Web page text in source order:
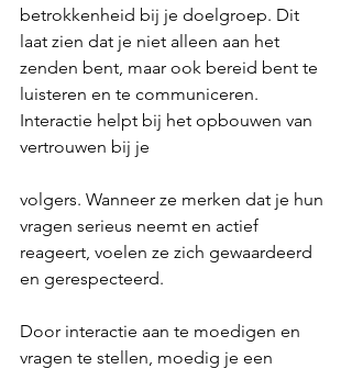
betrokkenheid bij je doelgroep. Dit
laat zien dat je niet alleen aan het
zenden bent, maar ook bereid bent te
luisteren en te communiceren.
Interactie helpt bij het opbouwen van
vertrouwen bij je
volgers. Wanneer ze merken dat je hun
vragen serieus neemt en actief
reageert, voelen ze zich gewaardeerd
en gerespecteerd.
Door interactie aan te moedigen en
vragen te stellen, moedig je een